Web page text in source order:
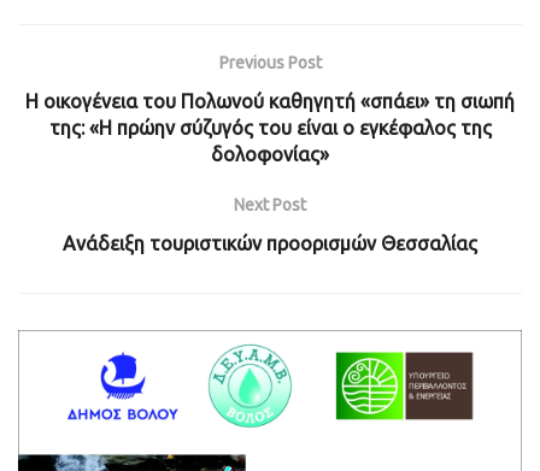
Previous Post
Η οικογένεια του Πολωνού καθηγητή «σπάει» τη σιωπή
της: «Η πρώην σύζυγός του είναι ο εγκέφαλος της
δολοφονίας»
Next Post
Ανάδειξη τουριστικών προορισμών Θεσσαλίας